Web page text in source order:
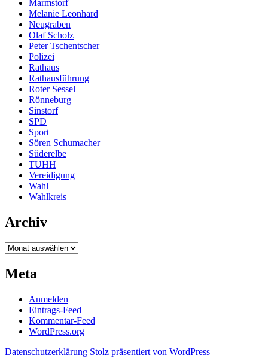
Marmstorf
Melanie Leonhard
Neugraben
Olaf Scholz
Peter Tschentscher
Polizei
Rathaus
Rathausführung
Roter Sessel
Rönneburg
Sinstorf
SPD
Sport
Sören Schumacher
Süderelbe
TUHH
Vereidigung
Wahl
Wahlkreis
Archiv
Archiv
Meta
Anmelden
Eintrags-Feed
Kommentar-Feed
WordPress.org
Datenschutzerklärung Stolz präsentiert von WordPress